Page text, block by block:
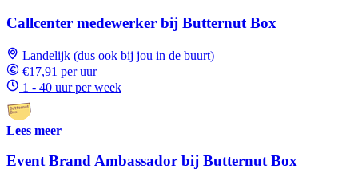
Callcenter medewerker bij Butternut Box
Landelijk (dus ook bij jou in de buurt)
€17,91 per uur
1 - 40 uur per week
Lees meer
Event Brand Ambassador bij Butternut Box